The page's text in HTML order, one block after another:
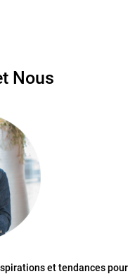
Nous
et tendances pour